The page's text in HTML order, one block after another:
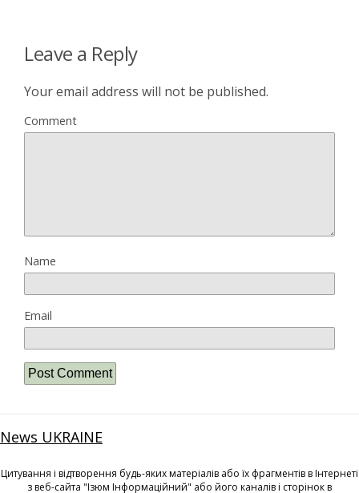
Leave a Reply
Your email address will not be published.
Comment
Name
Email
News UKRAINE
Цитування і відтворення будь-яких матеріалів або їх фрагментів в Інтернеті
з веб-сайта "Ізюм Інформаційний" або його каналів і сторінок в